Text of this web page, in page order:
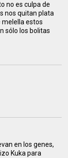
no es culpa de
nos quitan plata
melella estos
sólo los bolitas
en los genes,
Kuka para